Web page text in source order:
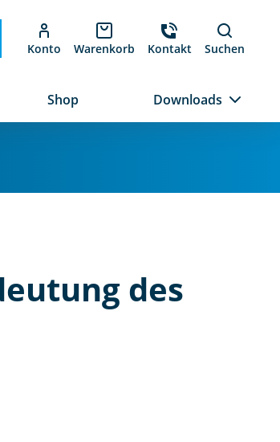
Konto Warenkorb Kontakt Suchen
Shop Downloads
des